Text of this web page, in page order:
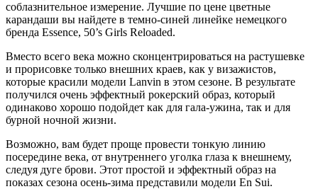
соблазнительное измерение. Лучшие по цене цветные
карандаши вы найдете в темно-синей линейке немецкого
бренда Essence, 50’s Girls Reloaded.
Вместо всего века можно сконцентрироваться на растушевке
и прорисовке только внешних краев, как у визажистов,
которые красили модели Lanvin в этом сезоне. В результате
получился очень эффектный рокерский образ, который
одинаково хорошо подойдет как для гала-ужина, так и для
бурной ночной жизни.
Возможно, вам будет проще провести тонкую линию
посередине века, от внутреннего уголка глаза к внешнему,
следуя дуге брови. Этот простой и эффектный образ на
показах сезона осень-зима представили модели En Sui.